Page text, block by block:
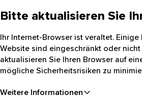
Bitte aktualisieren Sie
Ihr Internet-Browser ist veraltet.
Website sind eingeschränkt oder nicht
aktualisieren Sie Ihren Browser auf
mögliche Sicherheitsrisiken zu
Weitere Informationen